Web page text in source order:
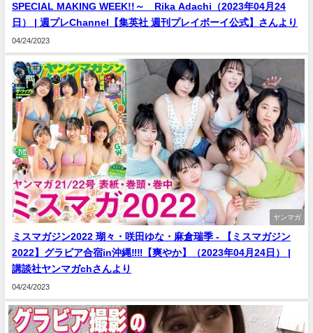
SPECIAL MAKING WEEK!!～ Rika Adachi（2023年04月24
日） | 週プレChannel【集英社 週刊プレイボーイ公式】さんより
04/24/2023
ヤンマガ
ミスマガジン2022 瑚々・咲田ゆな・麻倉瑞季 - 【ミスマガジン
2022】グラビア合宿in沖縄‼‼【爽やか】（2023年04月24日） |
講談社ヤンマガchさんより
04/24/2023